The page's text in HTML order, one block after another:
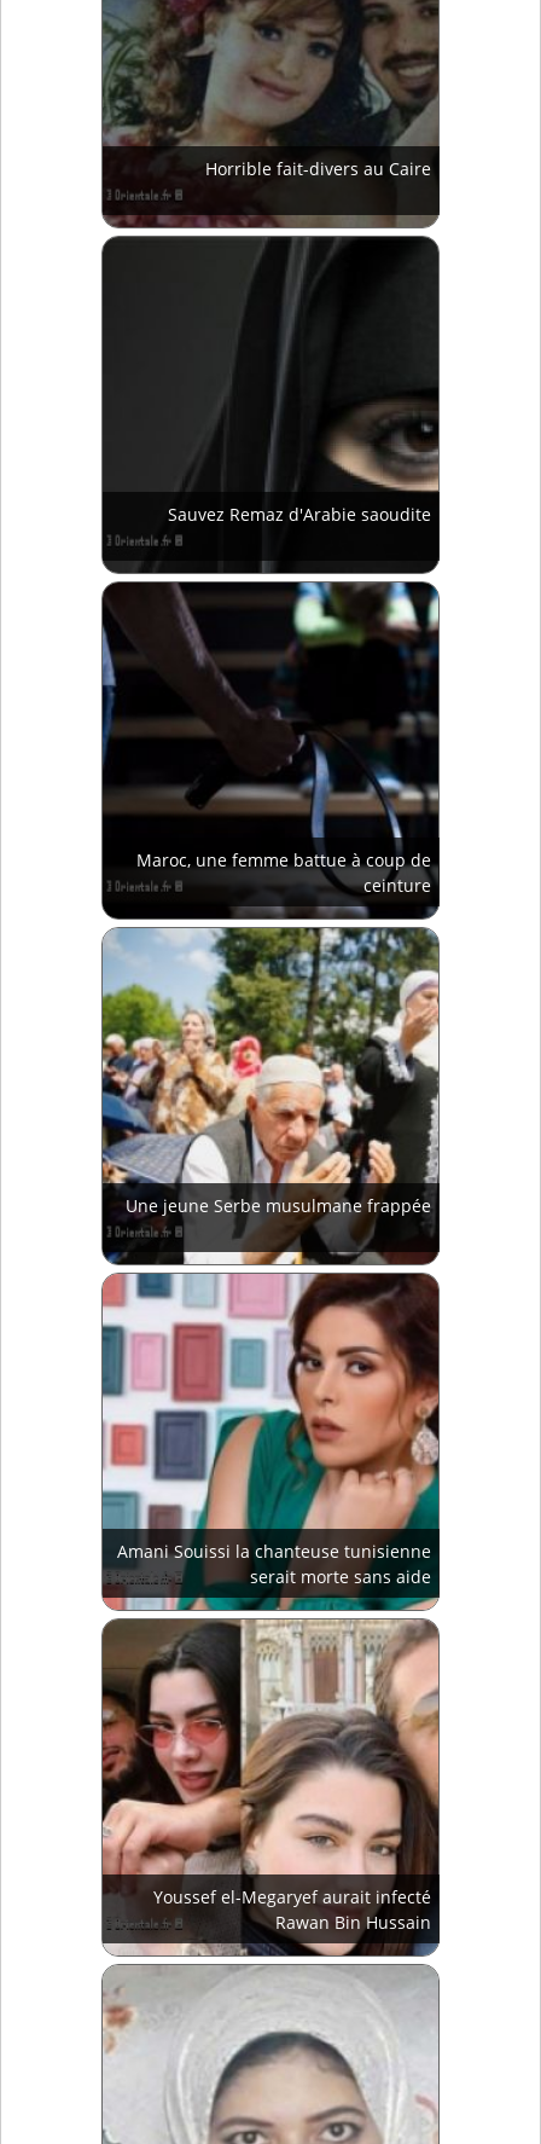
Horrible fait-divers au Caire
Sauvez Remaz d'Arabie saoudite
Maroc, une femme battue à coup de
ceinture
Une jeune Serbe musulmane frappée
Amani Souissi la chanteuse tunisienne
serait morte sans aide
Youssef el-Megaryef aurait infecté
Rawan Bin Hussain